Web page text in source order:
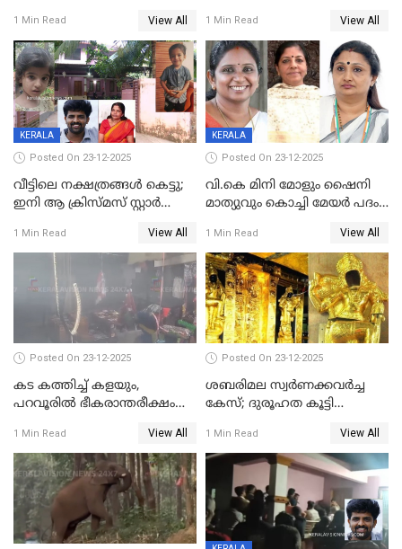
നടപടി;സ്ഥാപനങ്ങൾക്കെതിരെ
രണ്ട് കേസുകൾ
1 Min Read View All
മരണത്തിന് കീഴടങ്ങി
1 Min Read View All
KERALA
Posted On 23-12-2025
വീട്ടിലെ നക്ഷത്രങ്ങൾ കെട്ടു;
ഇനി ആ ക്രിസ്മസ് സ്റ്റാർ
വേണ്ടിയുള്ള
പിടിവലിക്കിടയിൽ
അപ്പൂപ്പനെതിരെ പോക്സോ
കേസ് ഒടുവിൽ 4 ജീവനുകൾ
പൊലിഞ്ഞു
1 Min Read View All
KERALA
Posted On 23-12-2025
വി.കെ മിനി മോളും ഷൈനി
മാത്യുവും കൊച്ചി മേയർ പദം
മേയറാകില്ല
1 Min Read View All
Posted On 23-12-2025
കട കത്തിച്ച് കളയും,
പറവൂരില്‍ ഭീകരാന്തരീക്ഷം
1 Min Read View All
Posted On 23-12-2025
ശബരിമല സ്വര്‍ണക്കവര്‍ച്ച
കേസ്; ദുരൂഹത കൂട്ടി
1 Min Read View All